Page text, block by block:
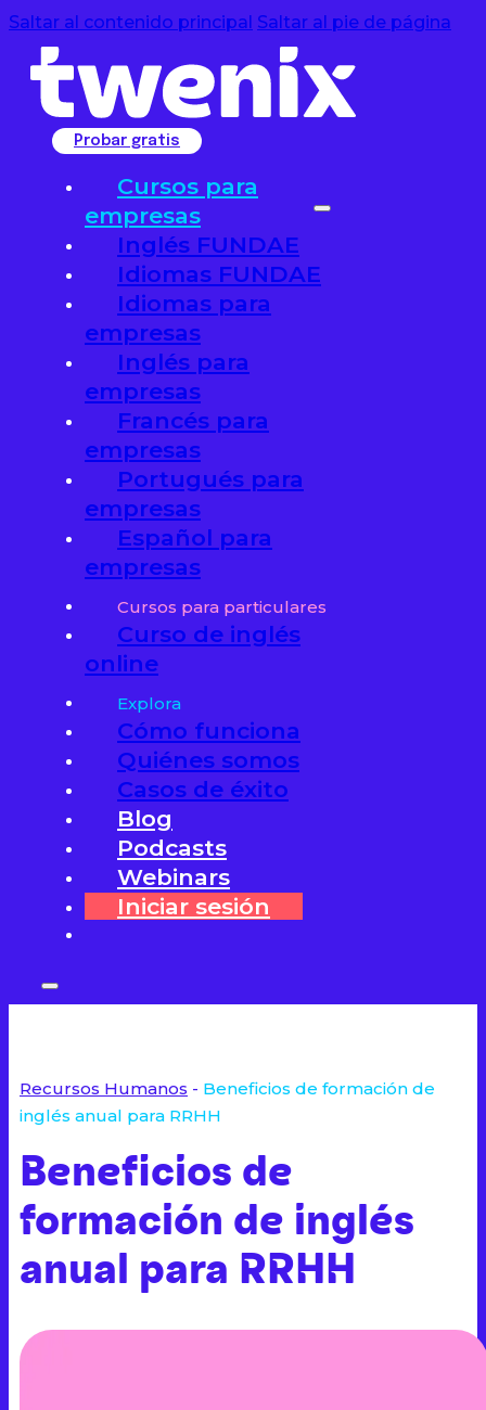
Saltar al contenido principal Saltar al pie de página
Probar gratis
Cursos para
empresas
Inglés FUNDAE
Idiomas FUNDAE
Idiomas para
empresas
Inglés para
empresas
Francés para
empresas
Portugués para
empresas
Español para
empresas
Cursos para particulares
Curso de inglés
online
Explora
Cómo funciona
Quiénes somos
Casos de éxito
Blog
Podcasts
Webinars
Iniciar sesión
Recursos Humanos - Beneficios de formación de
inglés anual para RRHH
Beneficios de
formación de inglés
anual para RRHH